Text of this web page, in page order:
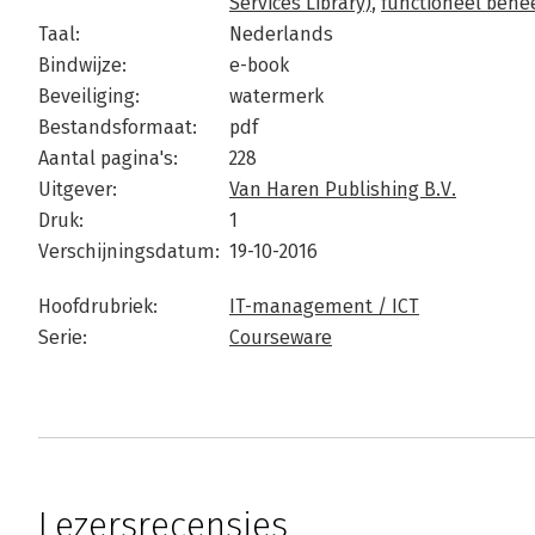
Taal:
Nederlands
Bindwijze:
e-book
Beveiliging:
watermerk
Bestandsformaat:
pdf
Aantal pagina's:
228
Uitgever:
Van Haren Publishing B.V.
Druk:
1
Verschijningsdatum: 19-10-2016
Hoofdrubriek:
IT-management / ICT
Serie:
Courseware
Lezersrecensies